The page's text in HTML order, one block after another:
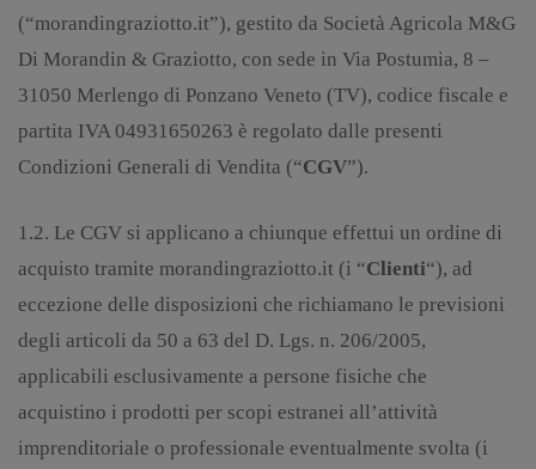
(“morandingraziotto.it”), gestito da Società Agricola M&G
Di Morandin & Graziotto, con sede in Via Postumia, 8 –
31050 Merlengo di Ponzano Veneto (TV), codice fiscale e
partita IVA 04931650263 è regolato dalle presenti
Condizioni Generali di Vendita (“CGV”).
1.2. Le CGV si applicano a chiunque effettui un ordine di
acquisto tramite morandingraziotto.it (i “Clienti“), ad
eccezione delle disposizioni che richiamano le previsioni
degli articoli da 50 a 63 del D. Lgs. n. 206/2005,
applicabili esclusivamente a persone fisiche che
acquistino i prodotti per scopi estranei all’attività
imprenditoriale o professionale eventualmente svolta (i